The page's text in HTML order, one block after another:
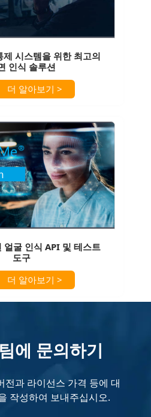
제 시스템을 위한 최고의
인식 솔루션
더 알아보기 >
얼굴 인식 API 및 테스트
도구
더 알아보기 >
에 문의하기
전과 라이선스 가격 등에 대
작성하여 보내주십시오.